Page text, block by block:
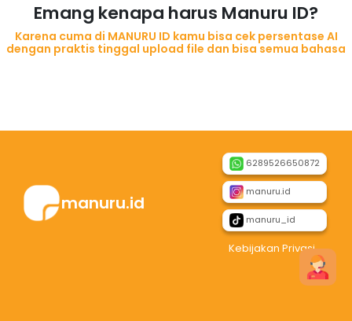
Emang kenapa harus Manuru ID?
Karena cuma di MANURU ID kamu bisa cek persentase AI
dengan praktis tinggal upload file dan bisa semua bahasa
manuru.id
6289526650872
manuru.id
manuru_id
Kebijakan Privasi